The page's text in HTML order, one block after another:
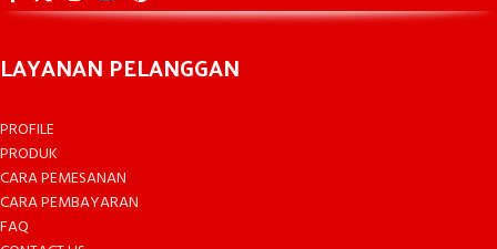
LAYANAN PELANGGAN
PROFILE
PRODUK
CARA PEMESANAN
CARA PEMBAYARAN
FAQ